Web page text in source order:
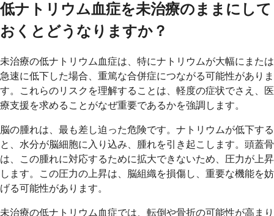
低ナトリウム血症を未治療のままにして
おくとどうなりますか？
未治療の低ナトリウム血症は、特にナトリウムが大幅にまたは
急速に低下した場合、重篤な合併症につながる可能性がありま
す。これらのリスクを理解することは、軽度の症状でさえ、医
療支援を求めることがなぜ重要であるかを強調します。
脳の腫れは、最も差し迫った危険です。ナトリウムが低下する
と、水分が脳細胞に入り込み、腫れを引き起こします。頭蓋骨
は、この腫れに対応するために拡大できないため、圧力が上昇
します。この圧力の上昇は、脳組織を損傷し、重要な機能を妨
げる可能性があります。
未治療の低ナトリウム血症では、転倒や骨折の可能性が高まり